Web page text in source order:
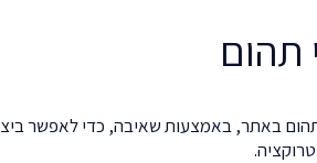
תהום
באתר, באמצעות שאיבה, כדי לאפשר